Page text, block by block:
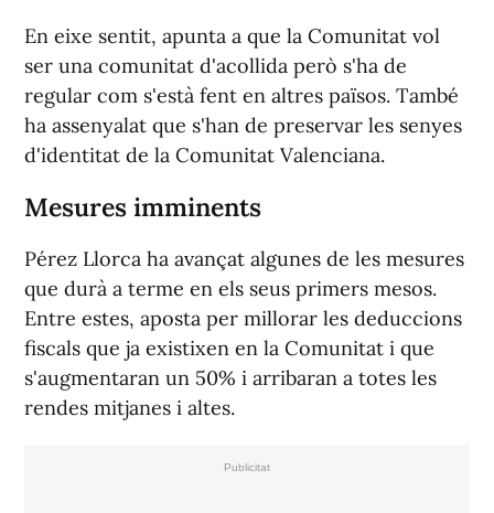
En eixe sentit, apunta a que la Comunitat vol
ser una comunitat d'acollida però s'ha de
regular com s'està fent en altres països. També
ha assenyalat que s'han de preservar les senyes
d'identitat de la Comunitat Valenciana.
Mesures imminents
Pérez Llorca ha avançat algunes de les mesures
que durà a terme en els seus primers mesos.
Entre estes, aposta per millorar les deduccions
fiscals que ja existixen en la Comunitat i que
s'augmentaran un 50% i arribaran a totes les
rendes mitjanes i altes.